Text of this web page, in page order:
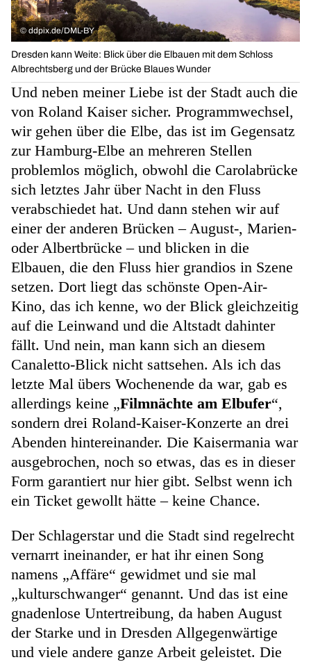
© ddpix.de/DML-BY
Dresden kann Weite: Blick über die Elbauen mit dem Schloss
Albrechtsberg und der Brücke Blaues Wunder
Und neben meiner Liebe ist der Stadt auch die
von Roland Kaiser sicher. Programmwechsel,
wir gehen über die Elbe, das ist im Gegensatz
zur Hamburg-Elbe an mehreren Stellen
problemlos möglich, obwohl die Carolabrücke
sich letztes Jahr über Nacht in den Fluss
verabschiedet hat. Und dann stehen wir auf
einer der anderen Brücken – August-, Marien-
oder Albertbrücke – und blicken in die
Elbauen, die den Fluss hier grandios in Szene
setzen. Dort liegt das schönste Open-Air-
Kino, das ich kenne, wo der Blick gleichzeitig
auf die Leinwand und die Altstadt dahinter
fällt. Und nein, man kann sich an diesem
Canaletto-Blick nicht sattsehen. Als ich das
letzte Mal übers Wochenende da war, gab es
allerdings keine „Filmnächte am Elbufer“,
sondern drei Roland-Kaiser-Konzerte an drei
Abenden hintereinander. Die Kaisermania war
ausgebrochen, noch so etwas, das es in dieser
Form garantiert nur hier gibt. Selbst wenn ich
ein Ticket gewollt hätte – keine Chance.
Der Schlagerstar und die Stadt sind regelrecht
vernarrt ineinander, er hat ihr einen Song
namens „Affäre“ gewidmet und sie mal
„kulturschwanger“ genannt. Und das ist eine
gnadenlose Untertreibung, da haben August
der Starke und in Dresden Allgegenwärtige
und viele andere ganze Arbeit geleistet. Die